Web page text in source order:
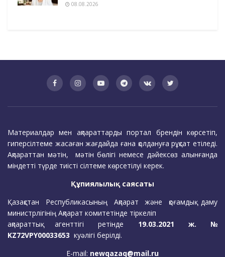
08.08.2026
Материалдар мен ақпараттарды портал брендін көрсетіп,
гиперсілтеме жасаған жағдайда ғана қолдануға рұқсат етіледі.
Ақпараттан мәтін, мәтін бөлігі немесе дәйексөз алынғанда
міндетті түрде тиісті сілтеме көрсетілуі керек.
Құпиялылық саясаты
Қазақстан Республикасының Ақпарат және қоғамдық даму
министрлігінің Ақпарат комитетінде тіркеліп
ақпараттық агенттігі ретінде 19.03.2021 ж. №
KZ72VPY00033653 куәлігі берілді.
E-mail: newqazaq@mail.ru